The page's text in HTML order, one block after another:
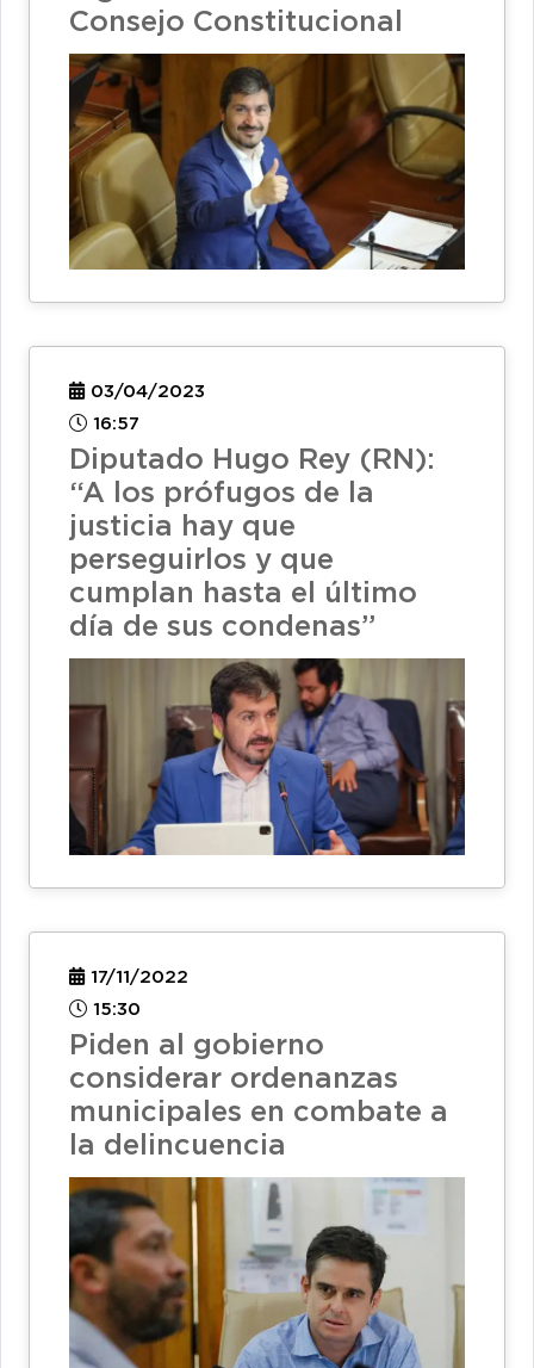
Consejo Constitucional
03/04/2023
16:57
Diputado Hugo Rey (RN):
“A los prófugos de la
justicia hay que
perseguirlos y que
cumplan hasta el último
día de sus condenas”
17/11/2022
15:30
Piden al gobierno
considerar ordenanzas
municipales en combate a
la delincuencia